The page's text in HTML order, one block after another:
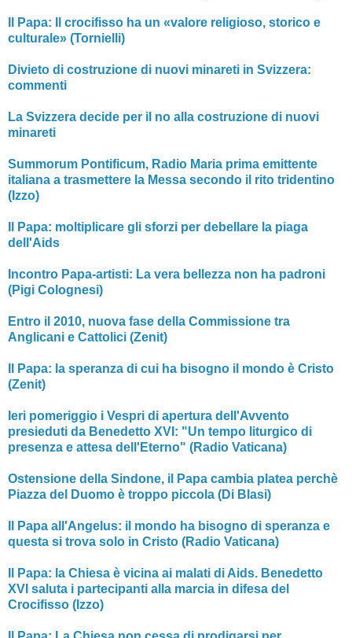
Il Papa: Il crocifisso ha un «valore religioso, storico e
culturale» (Tornielli)
Divieto di costruzione di nuovi minareti in Svizzera:
commenti
La Svizzera decide per il no alla costruzione di nuovi
minareti
Summorum Pontificum, Radio Maria prima emittente
italiana a trasmettere la Messa secondo il rito tridentino
(Izzo)
Il Papa: moltiplicare gli sforzi per debellare la piaga
dell'Aids
Incontro Papa-artisti: La vera bellezza non ha padroni
(Pigi Colognesi)
Entro il 2010, nuova fase della Commissione tra
Anglicani e Cattolici (Zenit)
Il Papa: la speranza di cui ha bisogno il mondo è Cristo
(Zenit)
Ieri pomeriggio i Vespri di apertura dell'Avvento
presieduti da Benedetto XVI: "Un tempo liturgico di
presenza e attesa dell'Eterno" (Radio Vaticana)
Ostensione della Sindone, il Papa cambia platea perchè
Piazza del Duomo è troppo piccola (Di Blasi)
Il Papa all'Angelus: il mondo ha bisogno di speranza e
questa si trova solo in Cristo (Radio Vaticana)
Il Papa: la Chiesa è vicina ai malati di Aids. Benedetto
XVI saluta i partecipanti alla marcia in difesa del
Crocifisso (Izzo)